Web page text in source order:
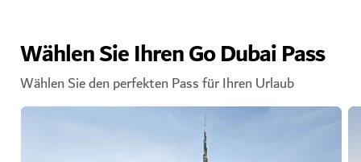
Wählen Sie Ihren Go Dubai Pass
Wählen Sie den perfekten Pass für Ihren Urlaub